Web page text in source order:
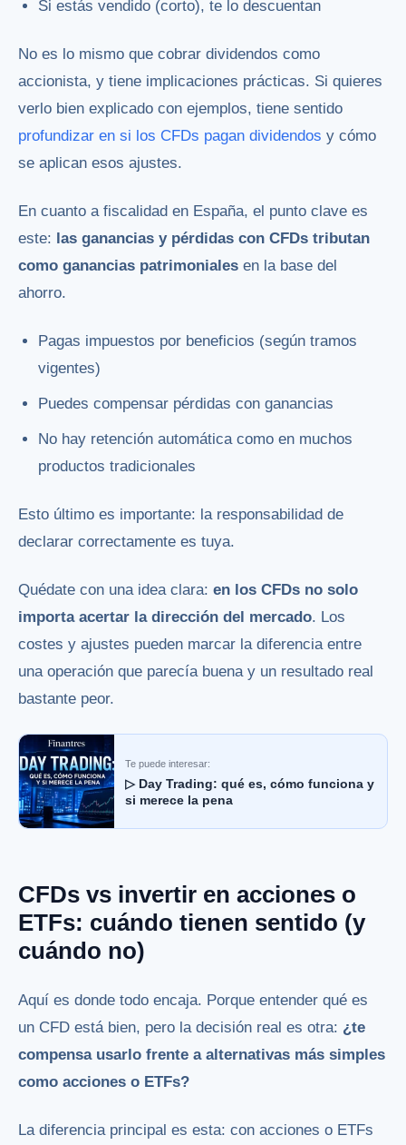
Si estás vendido (corto), te lo descuentan
No es lo mismo que cobrar dividendos como
accionista, y tiene implicaciones prácticas. Si quieres
verlo bien explicado con ejemplos, tiene sentido
profundizar en si los CFDs pagan dividendos y cómo
se aplican esos ajustes.
En cuanto a fiscalidad en España, el punto clave es
este: las ganancias y pérdidas con CFDs tributan
como ganancias patrimoniales en la base del
ahorro.
Pagas impuestos por beneficios (según tramos
vigentes)
Puedes compensar pérdidas con ganancias
No hay retención automática como en muchos
productos tradicionales
Esto último es importante: la responsabilidad de
declarar correctamente es tuya.
Quédate con una idea clara: en los CFDs no solo
importa acertar la dirección del mercado. Los
costes y ajustes pueden marcar la diferencia entre
una operación que parecía buena y un resultado real
bastante peor.
Te puede interesar:
▷ Day Trading: qué es, cómo funciona y
si merece la pena
CFDs vs invertir en acciones o
ETFs: cuándo tienen sentido (y
cuándo no)
Aquí es donde todo encaja. Porque entender qué es
un CFD está bien, pero la decisión real es otra: ¿te
compensa usarlo frente a alternativas más simples
como acciones o ETFs?
La diferencia principal es esta: con acciones o ETFs